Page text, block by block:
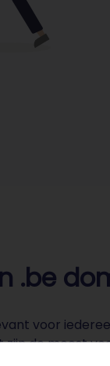
.be
voor
zijn de meest